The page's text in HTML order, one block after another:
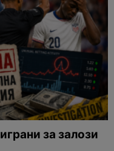
за залози